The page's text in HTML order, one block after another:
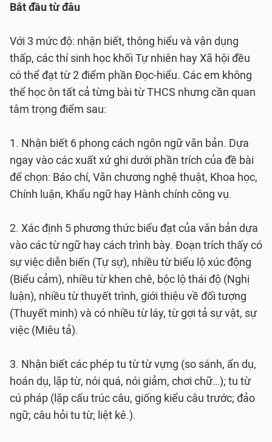
Bắt đầu từ đâu
Với 3 mức độ: nhận biết, thông hiểu và vận dụng
thấp, các thí sinh học khối Tự nhiên hay Xã hội đều
có thể đạt từ 2 điểm phần Đọc-hiểu. Các em không
thể học ôn tất cả từng bài từ THCS nhưng cần quan
tâm trọng điểm sau:
1. Nhận biết 6 phong cách ngôn ngữ văn bản. Dựa
ngay vào các xuất xứ ghi dưới phần trích của đề bài
để chọn: Báo chí, Văn chương nghệ thuật, Khoa học,
Chính luận, Khẩu ngữ hay Hành chính công vụ.
2. Xác định 5 phương thức biểu đạt của văn bản dựa
vào các từ ngữ hay cách trình bày. Đoạn trích thấy có
sự việc diễn biến (Tự sự), nhiều từ biểu lộ xúc động
(Biểu cảm), nhiều từ khen chê, bộc lộ thái độ (Nghị
luận), nhiều từ thuyết trình, giới thiệu về đối tượng
(Thuyết minh) và có nhiều từ láy, từ gợi tả sự vật, sự
việc (Miêu tả).
3. Nhận biết các phép tu từ từ vựng (so sánh, ẩn dụ,
hoán dụ, lặp từ, nói quá, nói giảm, chơi chữ…); tu từ
cú pháp (lặp cấu trúc câu, giống kiểu câu trước; đảo
ngữ; câu hỏi tu từ; liệt kê.).